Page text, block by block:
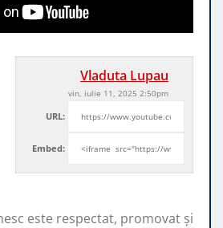
Vladuta Lupau
vin, iulie 11, 2025 2:50pm
URL:
Embed:
este respectat, promovat şi